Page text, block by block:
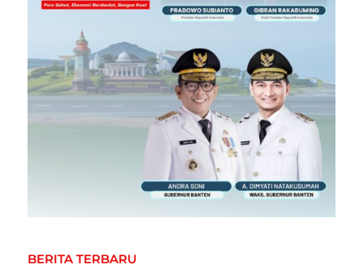
BERITA TERBARU